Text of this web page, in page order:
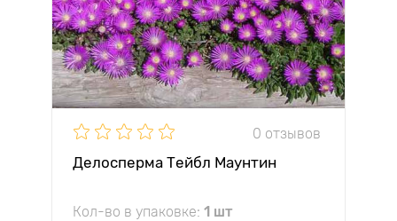
0 отзывов
Делосперма Тейбл Маунтин
Кол-во в упаковке: 1 шт